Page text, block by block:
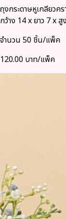
ถุงกระดาษหูเกลียวค
กว้าง 14 x ยาว 7 x
จำนวน 50 ชิ้น/แพ็ค
120.00 บาท/แพ็ค